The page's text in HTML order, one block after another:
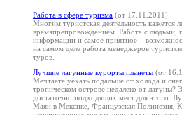
Работа в сфере туризма (от 17.11.2011)
Многим туристская деятельность кажется
времяпрепровождением. Работа с людьми,
информации и самое приятное –
на самом деле работа менеджеров
туров.
Лучшие лагунные курорты планеты (от
Мечтаете уехать подальше от холода и
тропическом острове недалеко от лагуны?
достаточно подходящих мест для этого.
Маяй в Мексике, Французская Полинезия,